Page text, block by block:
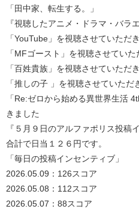
「田中家、転生する。」
『視聴したアニメ・ドラマ・バラエ
「YouTube」を視聴させていただ
「MFゴースト」を視聴させていた
「百姓貴族」を視聴させていただ
「推しの子 」を視聴させていただ
「Re:ゼロから始める異世界生活
きました
『５月９日のアルファポリス投稿
合計で日当１２６円です。
「毎日の投稿インセンティブ」
2026.05.09：126スコア
2026.05.08：112スコア
2026.05.07：88スコア